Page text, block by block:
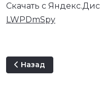
Скачать с
LWPDmSpy
Предыдущий:
Назад